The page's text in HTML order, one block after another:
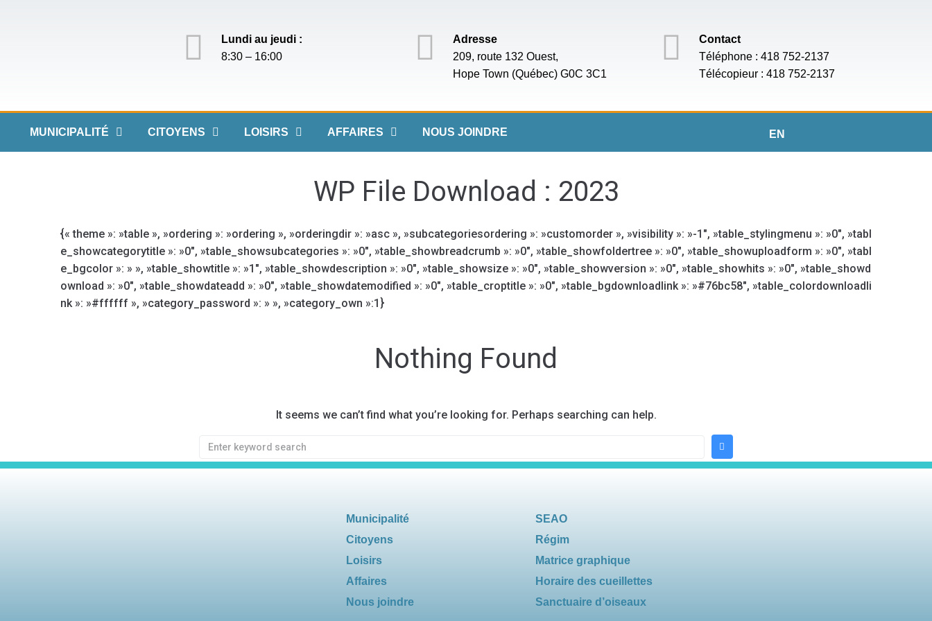
Lundi au jeudi :
8:30 – 16:00
Adresse
209, route 132 Ouest,
Hope Town (Québec) G0C 3C1
Contact
Téléphone : 418 752-2137
Télécopieur : 418 752-2137
MUNICIPALITÉ CITOYENS LOISIRS AFFAIRES NOUS JOINDRE EN
WP File Download : 2023
{« theme »: »table », »ordering »: »ordering », »orderingdir »: »asc », »subcategoriesordering »: »customorder », »visibility »: »-1″, »table_stylingmenu »: »0″, »tabl
e_showcategorytitle »: »0″, »table_showsubcategories »: »0″, »table_showbreadcrumb »: »0″, »table_showfoldertree »: »0″, »table_showuploadform »: »0″, »tabl
e_bgcolor »: » », »table_showtitle »: »1″, »table_showdescription »: »0″, »table_showsize »: »0″, »table_showversion »: »0″, »table_showhits »: »0″, »table_showd
ownload »: »0″, »table_showdateadd »: »0″, »table_showdatemodified »: »0″, »table_croptitle »: »0″, »table_bgdownloadlink »: »#76bc58″, »table_colordownloadli
nk »: »#ffffff », »category_password »: » », »category_own »:1}
Nothing Found
It seems we can’t find what you’re looking for. Perhaps searching can help.
Municipalité
Citoyens
Loisirs
Affaires
Nous joindre
SEAO
Régim
Matrice graphique
Horaire des cueillettes
Sanctuaire d’oiseaux